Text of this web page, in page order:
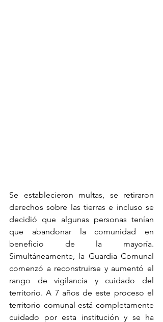
Se establecieron multas, se retiraron
derechos sobre las tierras e incluso se
decidió que algunas personas tenían
que abandonar la comunidad en
beneficio de la mayoría.
Simultáneamente, la Guardia Comunal
comenzó a reconstruirse y aumentó el
rango de vigilancia y cuidado del
territorio. A 7 años de este proceso el
territorio comunal está completamente
cuidado por esta institución y se ha